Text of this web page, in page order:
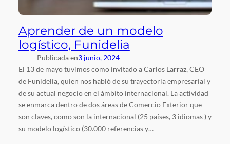
Aprender de un modelo
logístico, Funidelia
Publicada en3 junio, 2024
El 13 de mayo tuvimos como invitado a Carlos Larraz, CEO
de Funidelia, quien nos habló de su trayectoria empresarial y
de su actual negocio en el ámbito internacional. La actividad
se enmarca dentro de dos áreas de Comercio Exterior que
son claves, como son la internacional (25 países, 3 idiomas ) y
su modelo logístico (30.000 referencias y…